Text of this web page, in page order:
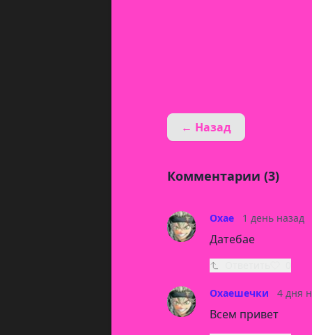
← Назад
Комментарии (3)
Охае 1 день назад
Датебае
Охаешечки 4 дня
Всем привет